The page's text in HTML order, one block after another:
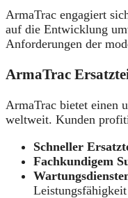
ArmaTrac engagiert
auf die Entwicklung
Anforderungen der
ArmaTrac
ArmaTrac bietet einen
weltweit. Kunden
Schneller
Fachkundigem